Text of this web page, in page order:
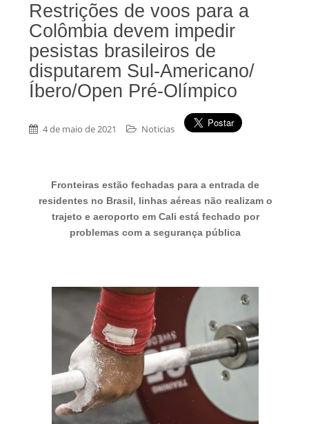
Restrições de voos para a
Colômbia devem impedir
pesistas brasileiros de
disputarem Sul-Americano/
Íbero/Open Pré-Olímpico
4 de maio de 2021 Noticias
Fronteiras estão fechadas para a entrada de
residentes no Brasil, linhas aéreas não realizam o
trajeto e aeroporto em Cali está fechado por
problemas com a segurança pública